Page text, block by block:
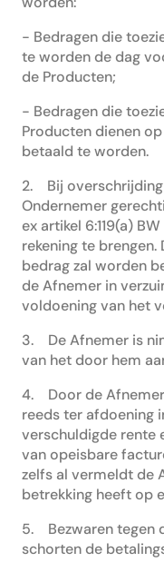
- Bedragen die
te worden de dag
de Producten;
- Bedragen die
Producten dienen
betaald te worden.
2. Bij
Ondernemer
ex artikel 6:119(a)
rekening te
bedrag zal worden
de Afnemer in
voldoening van het
3. De Afnemer is
van het door hem
4. Door de Afnemer
reeds ter afdoening
verschuldigde rente
van opeisbare
zelfs al vermeldt de
betrekking heeft op
5. Bezwaren tegen
schorten de